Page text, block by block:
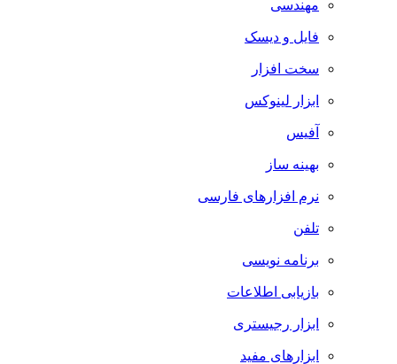
مهندسی
فایل و دیسک
سخت افزار
ابزار لینوکس
آفیس
بهینه ساز
نرم افزارهای فارسی
تلفن
برنامه نویسی
بازیابی اطلاعات
ابزار رجیستری
ابزارهای مفید